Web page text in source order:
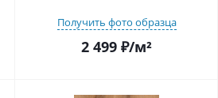
Получить фото образца
2 499 ₽/м²